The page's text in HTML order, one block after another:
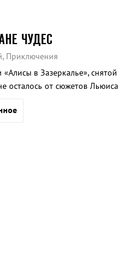
ЧУДЕС
Приключения
в Зазеркалье», снятой
осталось от сюжетов Льюиса